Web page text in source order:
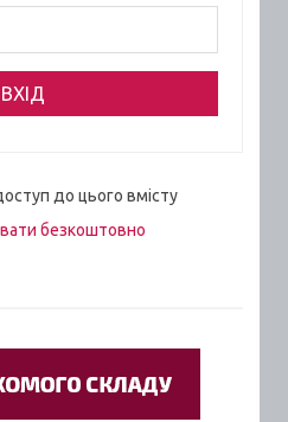
до цього вмісту
безкоштовно